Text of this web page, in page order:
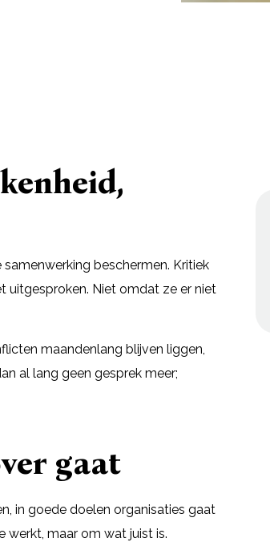
beschermen. Kritiek
uitgesproken. Niet omdat ze er niet
maandenlang blijven liggen,
al lang geen gesprek meer;
gaat
in goede doelen organisaties gaat
maar om wat juist is.